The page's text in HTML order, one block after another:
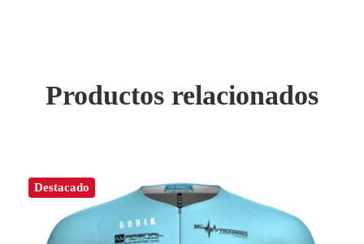
Productos relacionados
Destacado